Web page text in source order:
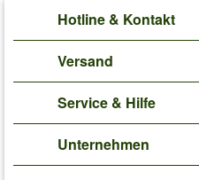
Hotline & Kontakt
Versand
Service & Hilfe
Unternehmen